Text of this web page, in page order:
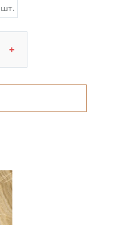
шт.
+